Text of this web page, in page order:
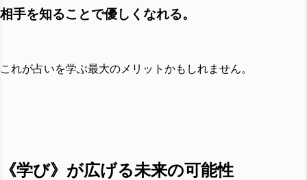
相手を知ることで優しくなれる。
これが占いを学ぶ最大のメリットかもしれません。
《学び》が広げる未来の可能性